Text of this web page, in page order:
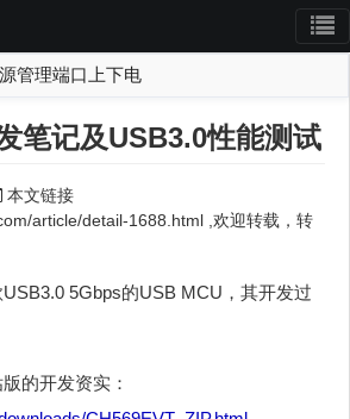
管理端口上下电
笔记及USB3.0性能测试
本文链接
article/detail-1688.html ,欢迎转载，转
5Gbps的USB MCU，其开发过
的开发资实：